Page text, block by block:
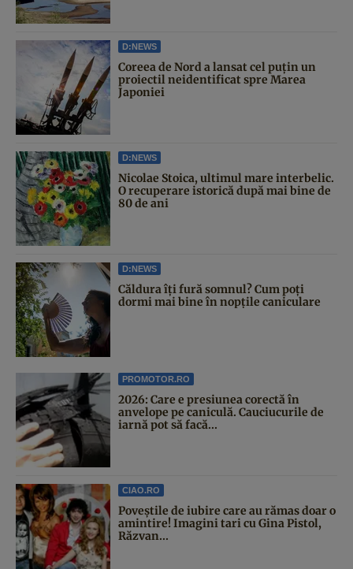
D:NEWS
Coreea de Nord a lansat cel puțin un
proiectil neidentificat spre Marea
Japoniei
D:NEWS
Nicolae Stoica, ultimul mare interbelic.
O recuperare istorică după mai bine de
80 de ani
D:NEWS
Căldura îți fură somnul? Cum poți
dormi mai bine în nopțile caniculare
PROMOTOR.RO
2026: Care e presiunea corectă în
anvelope pe caniculă. Cauciucurile de
iarnă pot să facă...
CIAO.RO
Poveştile de iubire care au rămas doar o
amintire! Imagini tari cu Gina Pistol,
Răzvan...